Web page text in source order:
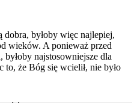
dobra, byłoby więc najlepiej,
wieków. A ponieważ przed
byłoby najstosowniejsze dla
to, że Bóg się wcielił, nie było